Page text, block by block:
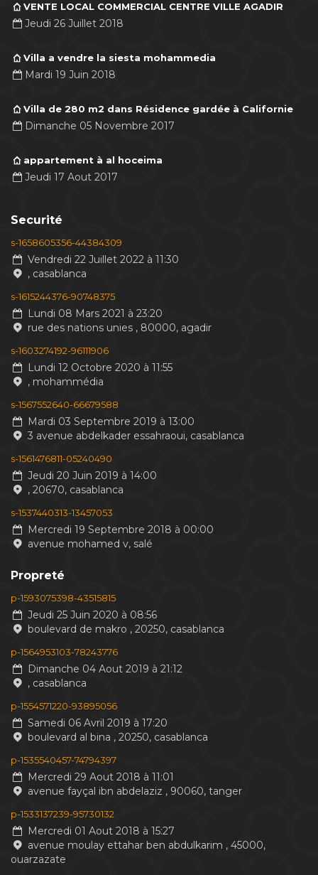
VENTE LOCAL COMMERCIAL CENTRE VILLE AGADIR
Jeudi 26 Juillet 2018
Villa a vendre la siesta mohammedia
Mardi 19 Juin 2018
Villa de 280 m2 dans Résidence gardée à Californie
Dimanche 05 Novembre 2017
appartement à al hoceima
Jeudi 17 Aout 2017
Securité
s-1658605356-44384309
Vendredi 22 Juillet 2022 à 11:30
, casablanca
s-1615244376-90748375
Lundi 08 Mars 2021 à 23:20
rue des nations unies , 80000, agadir
s-1603274192-96111906
Lundi 12 Octobre 2020 à 11:55
, mohammédia
s-1567552640-66679588
Mardi 03 Septembre 2019 à 13:00
3 avenue abdelkader essahraoui, casablanca
s-1561476811-05240490
Jeudi 20 Juin 2019 à 14:00
, 20670, casablanca
s-1537440313-13457053
Mercredi 19 Septembre 2018 à 00:00
avenue mohamed v, salé
Propreté
p-1593075398-43515815
Jeudi 25 Juin 2020 à 08:56
boulevard de makro , 20250, casablanca
p-1564953103-78243776
Dimanche 04 Aout 2019 à 21:12
, casablanca
p-1554571220-93895056
Samedi 06 Avril 2019 à 17:20
boulevard al bina , 20250, casablanca
p-1535540457-74794397
Mercredi 29 Aout 2018 à 11:01
avenue fayçal ibn abdelaziz , 90060, tanger
p-1533137239-95730132
Mercredi 01 Aout 2018 à 15:27
avenue moulay ettahar ben abdulkarim , 45000,
ouarzazate